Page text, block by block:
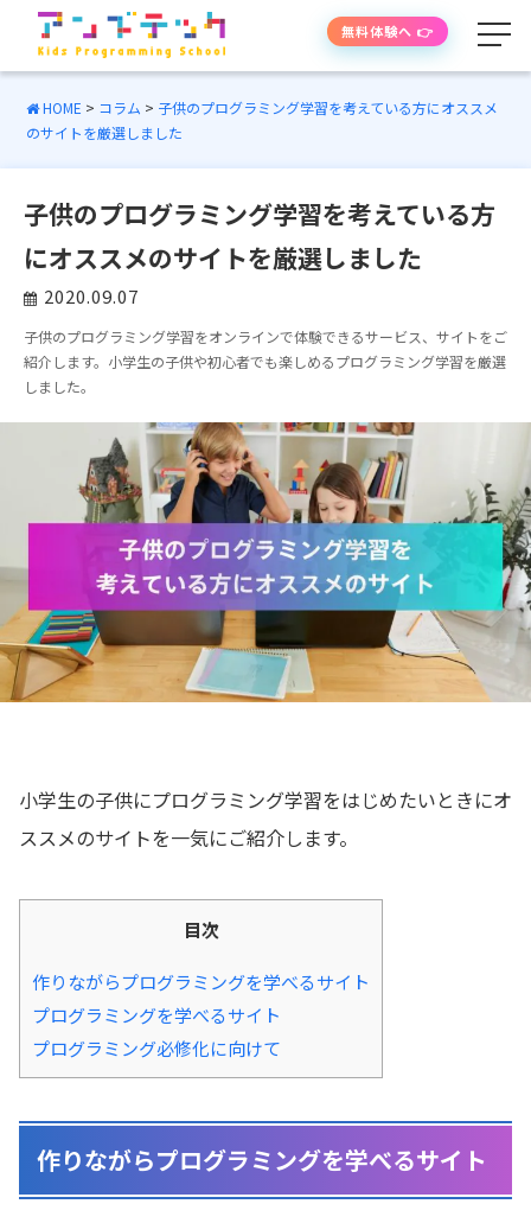
学べる内容
授業の流れ
授業時間・料金
よくあるご質問
生徒・保護者の声
📖 資料請求
👉 無料体験お申込
無料体験へ 👉
HOME > コラム > 子供のプログラミング学習を考えている方にオススメ
のサイトを厳選しました
子供のプログラミング学習を考えている方
にオススメのサイトを厳選しました
2020.09.07
子供のプログラミング学習をオンラインで体験できるサービス、サイトをご
紹介します。小学生の子供や初心者でも楽しめるプログラミング学習を厳選
しました。
小学生の子供にプログラミング学習をはじめたいときにオ
ススメのサイトを一気にご紹介します。
目次
作りながらプログラミングを学べるサイト
プログラミングを学べるサイト
プログラミング必修化に向けて
作りながらプログラミングを学べるサイト